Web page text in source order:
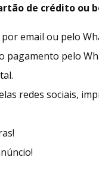
de crédito ou
email ou pelo
pagamento pelo
redes sociais,